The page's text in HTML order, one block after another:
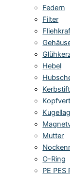
Federn
Filter
Hebel
Mutter
O-Ring
PE PES